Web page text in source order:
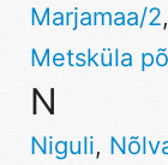
Marjamaa/2,
Metsküla
N
Niguli,